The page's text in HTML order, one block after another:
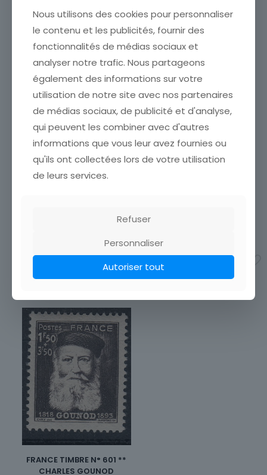
Pays
France
Format
Unité
Année d'émission
1941 à 1960
Marque postale
Oblitéré
FRANCE TIMBRE NEUF N°
855 * ANTOINE WATTEAU
ETAT VOIR SCAN Cumulez
vos achats en visitant ma
que nous ayons calculé les
Ajouter au panier
FRANCE TIMBRE NEUF N°
870 * georges jacques
ETAT VOIR SCAN Cumulez
FRANCE TIMBRE N° 601 **
CHARLES GOUNOD
Nous utilisons des cookies pour personnaliser
le contenu et les publicités, fournir des
fonctionnalités de médias sociaux et
analyser notre trafic. Nous partageons
également des informations sur votre
utilisation de notre site avec nos partenaires
de médias sociaux, de publicité et d'analyse,
qui peuvent les combiner avec d'autres
informations que vous leur avez fournies ou
qu'ils ont collectées lors de votre utilisation
de leurs services.
Refuser
Personnaliser
Autoriser tout